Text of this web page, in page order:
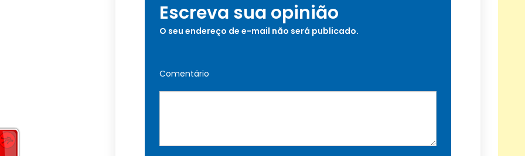
Escreva sua opinião
O seu endereço de e-mail não será publicado.
Comentário